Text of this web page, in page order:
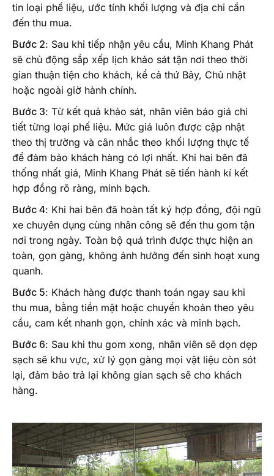
tin loại phế liệu, ước tính khối lượng và địa chỉ cần
đến thu mua.
Bước 2: Sau khi tiếp nhận yêu cầu, Minh Khang Phát
sẽ chủ động sắp xếp lịch khảo sát tận nơi theo thời
gian thuận tiện cho khách, kể cả thứ Bảy, Chủ nhật
hoặc ngoài giờ hành chính.
Bước 3: Từ kết quả khảo sát, nhân viên báo giá chi
tiết từng loại phế liệu. Mức giá luôn được cập nhật
theo thị trường và cân nhắc theo khối lượng thực tế
để đảm bảo khách hàng có lợi nhất. Khi hai bên đã
thống nhất giá, Minh Khang Phát sẽ tiến hành kí kết
hợp đồng rõ ràng, minh bạch.
Bước 4: Khi hai bên đã hoàn tất ký hợp đồng, đội ngũ
xe chuyên dụng cùng nhân công sẽ đến thu gom tận
nơi trong ngày. Toàn bộ quá trình được thực hiện an
toàn, gọn gàng, không ảnh hưởng đến sinh hoạt xung
quanh.
Bước 5: Khách hàng được thanh toán ngay sau khi
thu mua, bằng tiền mặt hoặc chuyển khoản theo yêu
cầu, cam kết nhanh gọn, chính xác và minh bạch.
Bước 6: Sau khi thu gom xong, nhân viên sẽ dọn dẹp
sạch sẽ khu vực, xử lý gọn gàng mọi vật liệu còn sót
lại, đảm bảo trả lại không gian sạch sẽ cho khách
hàng.